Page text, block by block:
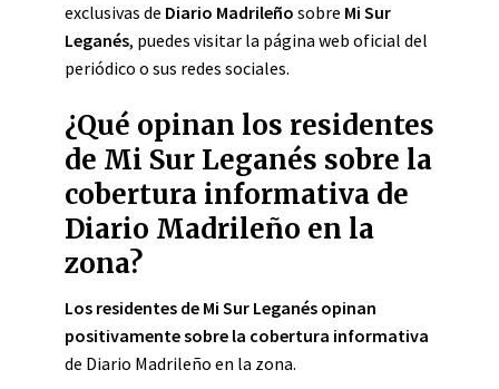
exclusivas de Diario Madrileño sobre Mi Sur
Leganés, puedes visitar la página web oficial del
periódico o sus redes sociales.
¿Qué opinan los residentes
de Mi Sur Leganés sobre la
cobertura informativa de
Diario Madrileño en la
zona?
Los residentes de Mi Sur Leganés opinan
positivamente sobre la cobertura informativa
de Diario Madrileño en la zona.